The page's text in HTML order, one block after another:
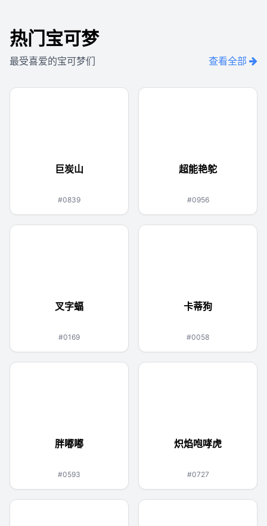
热门宝可梦
最受喜爱的宝可梦们 查看全部
巨炭山
#0839
超能艳鸵
#0956
叉字蝠
#0169
卡蒂狗
#0058
胖嘟嘟
#0593
炽焰咆哮虎
#0727